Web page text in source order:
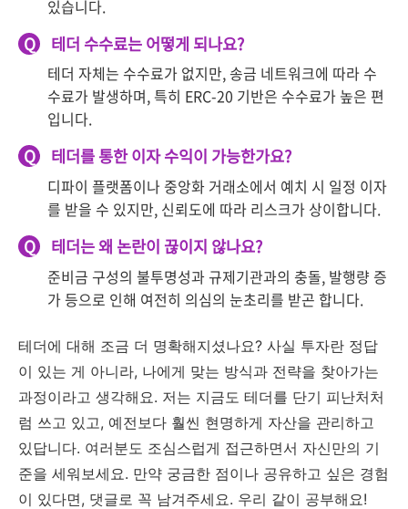
있습니다.
Q 테더 수수료는 어떻게 되나요?
테더 자체는 수수료가 없지만, 송금 네트워크에 따라 수
수료가 발생하며, 특히 ERC-20 기반은 수수료가 높은 편
입니다.
Q 테더를 통한 이자 수익이 가능한가요?
디파이 플랫폼이나 중앙화 거래소에서 예치 시 일정 이자
를 받을 수 있지만, 신뢰도에 따라 리스크가 상이합니다.
Q 테더는 왜 논란이 끊이지 않나요?
준비금 구성의 불투명성과 규제기관과의 충돌, 발행량 증
가 등으로 인해 여전히 의심의 눈초리를 받곤 합니다.
테더에 대해 조금 더 명확해지셨나요? 사실 투자란 정답
이 있는 게 아니라, 나에게 맞는 방식과 전략을 찾아가는
과정이라고 생각해요. 저는 지금도 테더를 단기 피난처처
럼 쓰고 있고, 예전보다 훨씬 현명하게 자산을 관리하고
있답니다. 여러분도 조심스럽게 접근하면서 자신만의 기
준을 세워보세요. 만약 궁금한 점이나 공유하고 싶은 경험
이 있다면, 댓글로 꼭 남겨주세요. 우리 같이 공부해요!